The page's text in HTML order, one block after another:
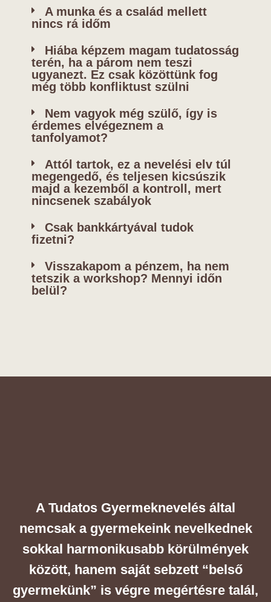
A munka és a család mellett
nincs rá időm
Hiába képzem magam tudatosság
terén, ha a párom nem teszi
ugyanezt. Ez csak közöttünk fog
még több konfliktust szülni
Nem vagyok még szülő, így is
érdemes elvégeznem a
tanfolyamot?
Attól tartok, ez a nevelési elv túl
megengedő, és teljesen kicsúszik
majd a kezemből a kontroll, mert
nincsenek szabályok
Csak bankkártyával tudok
fizetni?
Visszakapom a pénzem, ha nem
tetszik a workshop? Mennyi időn
belül?
A Tudatos Gyermeknevelés által
nemcsak a gyermekeink nevelkednek
sokkal harmonikusabb körülmények
között, hanem saját sebzett “belső
gyermekünk” is végre megértésre talál,